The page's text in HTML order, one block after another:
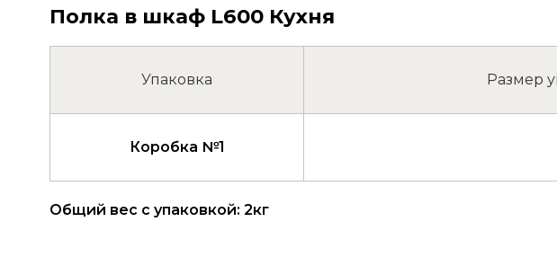
Полка в шкаф L600 Кухня
Упаковка Размер
Коробка №1
Общий вес с упаковкой: 2кг